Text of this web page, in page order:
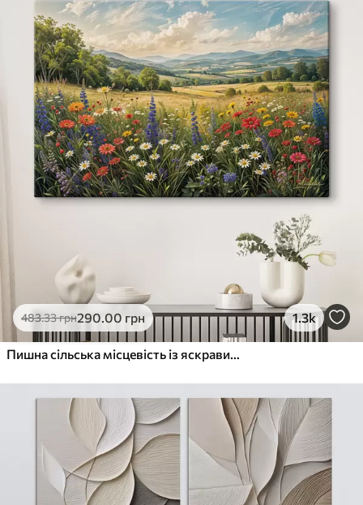
483.33грн290.00 грн 1.3k
Пишна сільська місцевість із яскравим лугом диких квітів, наповненим різнокольоровими квітами під хмарним небом